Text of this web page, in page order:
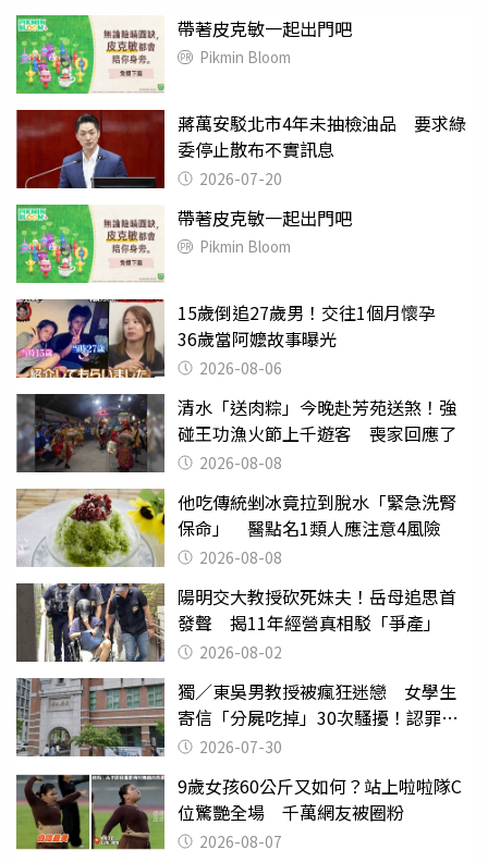
帶著皮克敏一起出門吧
Pikmin Bloom
蔣萬安駁北市4年未抽檢油品 要求綠
委停止散布不實訊息
2026-07-20
帶著皮克敏一起出門吧
Pikmin Bloom
15歲倒追27歲男！交往1個月懷孕
36歲當阿嬤故事曝光
2026-08-06
清水「送肉粽」今晚赴芳苑送煞！強
碰王功漁火節上千遊客 喪家回應了
2026-08-08
他吃傳統剉冰竟拉到脫水「緊急洗腎
保命」 醫點名1類人應注意4風險
2026-08-08
陽明交大教授砍死妹夫！岳母追思首
發聲 揭11年經營真相駁「爭產」
2026-08-02
獨／東吳男教授被瘋狂迷戀 女學生
寄信「分屍吃掉」30次騷擾！認罪免
關 2026-07-30
9歲女孩60公斤又如何？站上啦啦隊C
位驚艷全場 千萬網友被圈粉
2026-08-07